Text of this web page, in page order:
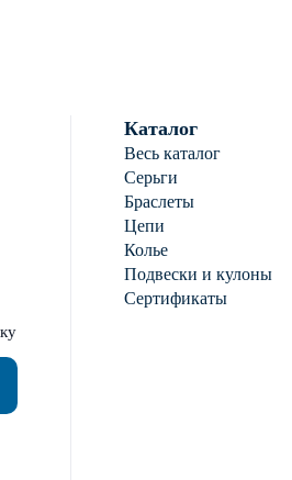
Каталог
Весь каталог
Серьги
Браслеты
Цепи
Колье
Подвески и кулоны
Сертификаты